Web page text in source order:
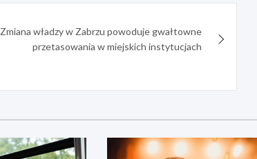
Zmiana władzy w Zabrzu powoduje gwałtowne
przetasowania w miejskich instytucjach